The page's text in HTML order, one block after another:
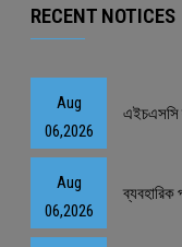
RECENT NOTICES
Aug
06,2026
এইচএসসি
Aug
06,2026
ব্যবহারিক